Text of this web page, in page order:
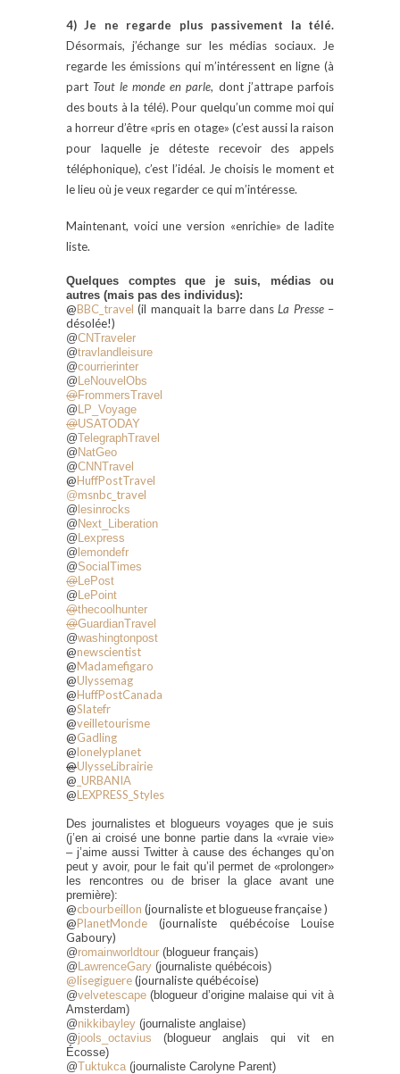
4) Je ne regarde plus passivement la télé.
Désormais, j’échange sur les médias sociaux. Je
regarde les émissions qui m’intéressent en ligne (à
partTout le monde en parle, dont j’attrape parfois
des bouts à la télé). Pour quelqu’un comme moi qui
a horreur d’être «pris en otage» (c’est aussi la raison
pour laquelle je déteste recevoir des appels
téléphonique), c’est l’idéal. Je choisis le moment et
le lieu où je veux regarder ce qui m’intéresse.
Maintenant, voici une version «enrichie» de ladite
liste.
Quelques comptes que je suis, médias ou
autres (mais pas des individus):
@BBC_travel (il manquait la barre dansLa Presse–
désolée!)
@CNTraveler
@travlandleisure
@courrierinter
@ LeNouvelObs
@FrommersTravel
@ LP_Voyage
@USATODAY
@TelegraphTravel
@ NatGeo
@CNNTravel
@HuffPostTravel
@msnbc_travel
@ lesinrocks
@ Next_Liberation
@ Lexpress
@ lemondefr
@SocialTimes
@LePost
@ LePoint
@thecoolhunter
@GuardianTravel
@washingtonpost
@newscientist
@Madamefigaro
@Ulyssemag
@HuffPostCanada
@Slatefr
@veilletourisme
@Gadling
@lonelyplanet
@UlysseLibrairie
@ _URBANIA
@LEXPRESS_Styles
Des journalistes et blogueurs voyages que je suis
(j’en ai croisé une bonne partie dans la «vraie vie»
– j’aime aussi Twitter à cause des échanges qu’on
peut y avoir, pour le fait qu’il permet de «prolonger»
les rencontres ou de briser la glace avant une
première):
@cbourbeillon (journaliste et blogueuse française )
@PlanetMonde(journaliste québécoise Louise
Gaboury)
@romainworldtour (blogueur français)
@ LawrenceGary (journaliste québécois)
@lisegiguere(journaliste québécoise)
@velvetescape (blogueur d’origine malaise qui vit à
Amsterdam)
@nikkibayley (journaliste anglaise)
@jools_octavius (blogueur anglais qui vit en
Écosse)
@Tuktukca(journaliste Carolyne Parent)